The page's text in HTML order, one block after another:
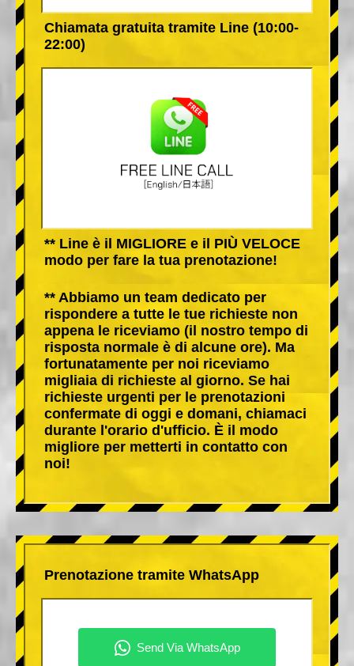
Chiamata gratuita tramite Line (10:00-
22:00)
** Line è il MIGLIORE e il PIÙ VELOCE
modo per fare la tua prenotazione!
** Abbiamo un team dedicato per
rispondere a tutte le tue richieste non
appena le riceviamo (il nostro tempo di
risposta normale è di alcune ore). Ma
fortunatamente per noi riceviamo
migliaia di richieste al giorno. Se hai
richieste urgenti per le prenotazioni
confermate di oggi e domani, chiamaci
durante l'orario d'ufficio. È il modo
migliore per metterti in contatto con
noi!
Prenotazione tramite WhatsApp